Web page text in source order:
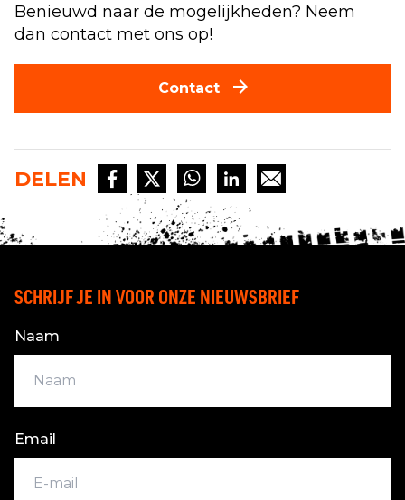
Benieuwd naar de mogelijkheden? Neem
dan contact met ons op!
Contact
DELEN
SCHRIJF JE IN VOOR ONZE NIEUWSBRIEF
Naam
Email